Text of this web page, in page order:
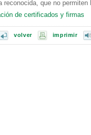
que no
de certificados y firmas
volver imprimir